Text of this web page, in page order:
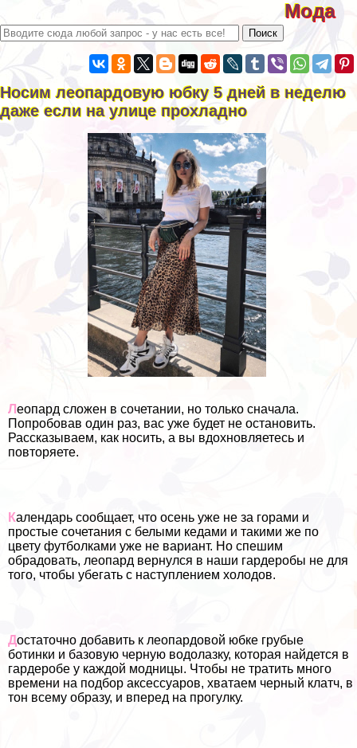
Мода
Носим леопардовую юбку 5 дней в неделю
даже если на улице прохладно
Леопард сложен в сочетании, но только сначала.
Попробовав один раз, вас уже будет не остановить.
Рассказываем, как носить, а вы вдохновляетесь и
повторяете.
Календарь сообщает, что осень уже не за горами и
простые сочетания с белыми кедами и такими же по
цвету футболками уже не вариант. Но спешим
обрадовать, леопард вернулся в наши гардеробы не для
того, чтобы убегать с наступлением холодов.
Достаточно добавить к леопардовой юбке грубые
ботинки и базовую черную водолазку, которая найдется в
гардеробе у каждой модницы. Чтобы не тратить много
времени на подбор аксессуаров, хватаем черный клатч, в
тон всему образу, и вперед на прогулку.